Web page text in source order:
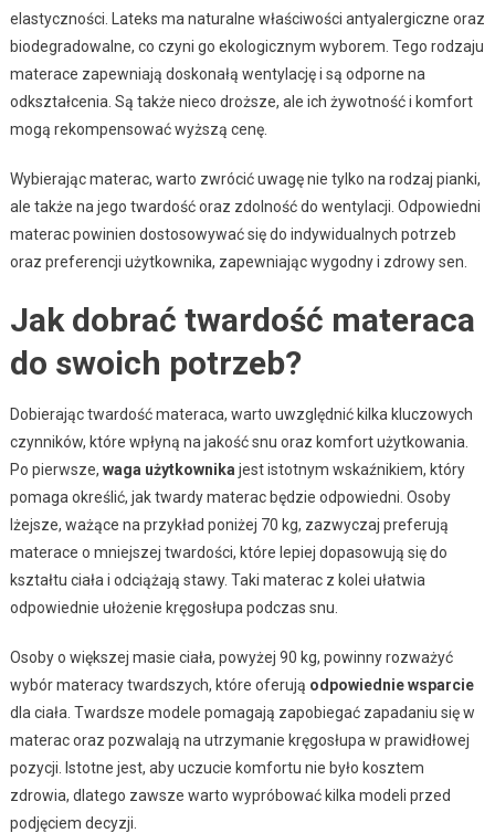
elastyczności. Lateks ma naturalne właściwości antyalergiczne oraz
biodegradowalne, co czyni go ekologicznym wyborem. Tego rodzaju
materace zapewniają doskonałą wentylację i są odporne na
odkształcenia. Są także nieco droższe, ale ich żywotność i komfort
mogą rekompensować wyższą cenę.
Wybierając materac, warto zwrócić uwagę nie tylko na rodzaj pianki,
ale także na jego twardość oraz zdolność do wentylacji. Odpowiedni
materac powinien dostosowywać się do indywidualnych potrzeb
oraz preferencji użytkownika, zapewniając wygodny i zdrowy sen.
Jak dobrać twardość materaca
do swoich potrzeb?
Dobierając twardość materaca, warto uwzględnić kilka kluczowych
czynników, które wpłyną na jakość snu oraz komfort użytkowania.
Po pierwsze, waga użytkownika jest istotnym wskaźnikiem, który
pomaga określić, jak twardy materac będzie odpowiedni. Osoby
lżejsze, ważące na przykład poniżej 70 kg, zazwyczaj preferują
materace o mniejszej twardości, które lepiej dopasowują się do
kształtu ciała i odciążają stawy. Taki materac z kolei ułatwia
odpowiednie ułożenie kręgosłupa podczas snu.
Osoby o większej masie ciała, powyżej 90 kg, powinny rozważyć
wybór materacy twardszych, które oferują odpowiednie wsparcie
dla ciała. Twardsze modele pomagają zapobiegać zapadaniu się w
materac oraz pozwalają na utrzymanie kręgosłupa w prawidłowej
pozycji. Istotne jest, aby uczucie komfortu nie było kosztem
zdrowia, dlatego zawsze warto wypróbować kilka modeli przed
podjęciem decyzji.